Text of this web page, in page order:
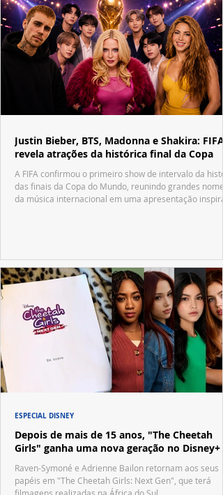
Justin Bieber, BTS, Madonna e Shakira: FIFA
revela atrações da histórica final da Copa
A FIFA confirmou o primeiro show de intervalo da
das finais da Copa do Mundo, reunindo grandes nomes
da música internacional em uma apresentação
Depois de mais de 15 anos, "The Cheetah
Girls" ganha uma nova geração no Disney+
Raven-Symoné e Adrienne Bailon retornam aos seus
papéis em "The Cheetah Girls: Next Gen", que terá
ESPECIAL DISNEY